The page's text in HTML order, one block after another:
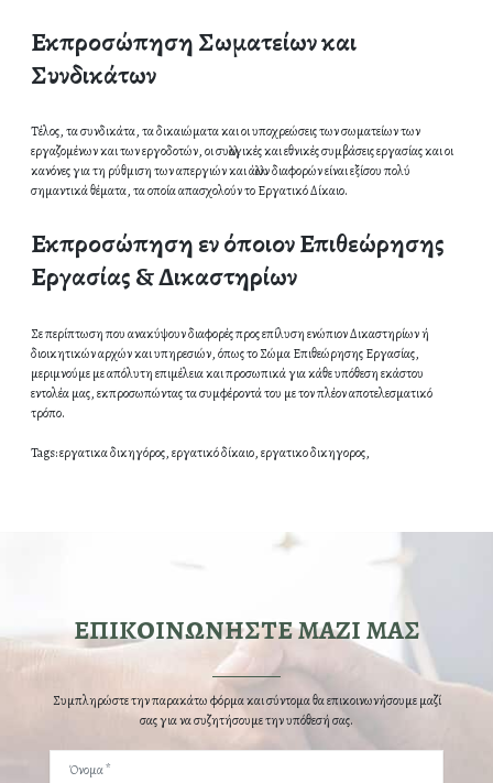
Εκπροσώπηση Σωματείων και
Συνδικάτων
Τέλος, τα συνδικάτα, τα δικαιώματα και οι υποχρεώσεις των σωματείων των
εργαζομένων και των εργοδοτών, οι συλλογικές και εθνικές συμβάσεις εργασίας και οι
κανόνες για τη ρύθμιση των απεργιών και άλλων διαφορών είναι εξίσου πολύ
σημαντικά θέματα, τα οποία απασχολούν το Εργατικό Δίκαιο.
Εκπροσώπηση εν όποιον Επιθεώρησης
Εργασίας & Δικαστηρίων
Σε περίπτωση που ανακύψουν διαφορές προς επίλυση ενώπιον Δικαστηρίων ή
διοικητικών αρχών και υπηρεσιών, όπως το Σώμα Επιθεώρησης Εργασίας,
μεριμνούμε με απόλυτη επιμέλεια και προσωπικά για κάθε υπόθεση εκάστου
εντολέα μας, εκπροσωπώντας τα συμφέροντά του με τον πλέον αποτελεσματικό
τρόπο.
Tags:εργατικα δικηγόρος,εργατικό δίκαιο,εργατικο δικηγορος,
ΕΠΙΚΟΙΝΩΝΗΣΤΕ ΜΑΖΙ ΜΑΣ
Συμπληρώστε την παρακάτω φόρμα και σύντομα θα επικοινωνήσουμε μαζί
σας για να συζητήσουμε την υπόθεσή σας.